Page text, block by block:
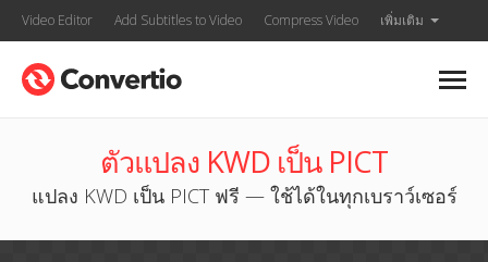
Video Editor Add Subtitles to Video Compress Video เพิ่มเติม
ตัวแปลง KWD เป็น PICT
แปลง KWD เป็น PICT ฟรี — ใช้ได้ในทุกเบราว์เซอร์